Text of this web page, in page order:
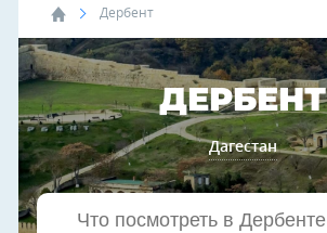
Дербент
ДЕРБЕНТ
Дагестан